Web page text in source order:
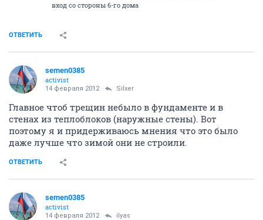
вход со стороны 6-го дома
ОТВЕТИТЬ
semen0385
activist
14 февраля 2012 Silxer
Главное чтоб трещин небыло в фундаменте и в
стенах из теплоблоков (наружные стены). Вот
поэтому я и придерживаюсь мнения что это было
даже лучше что зимой они не строили.
ОТВЕТИТЬ
semen0385
activist
14 февраля 2012 ilyas